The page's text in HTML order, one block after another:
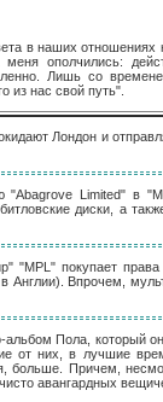
в наших отношениях
ополчились:
Лишь со
из нас свой путь".
Лондон и
Limited" в
диски, а
"MPL" покупает
Англии). Впрочем,
Пола, который
от них, в лучшие
больше. Причем,
авангардных